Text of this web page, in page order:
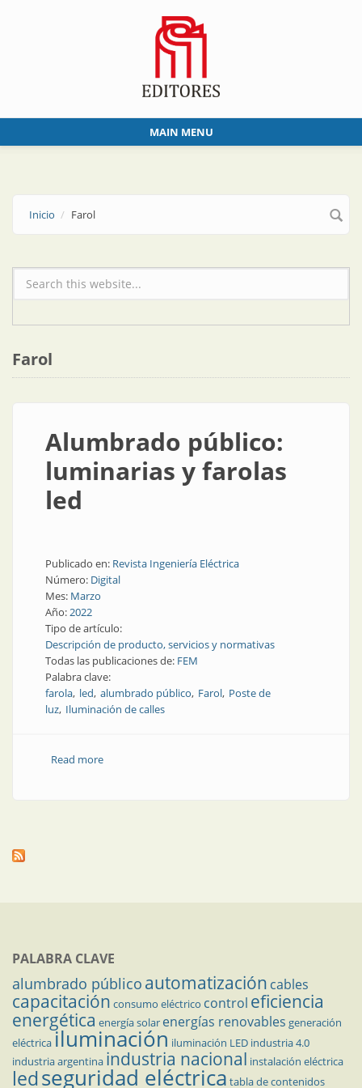
MAIN MENU
Inicio Farol
Formulario de búsqueda
Farol
Alumbrado público:
luminarias y farolas
led
Publicado en: Revista Ingeniería Eléctrica
Número: Digital
Mes: Marzo
Año:2022
Tipo de artículo:
Descripción de producto, servicios y normativas
Todas las publicaciones de: FEM
Palabra clave:
farola led alumbrado público Farol Poste de
luz Iluminación de calles
Read moreabout Alumbrado público: luminarias y farolas led
PALABRA CLAVE
alumbrado público automatización cables
capacitación consumo eléctrico control eficiencia
energética energía solar energías renovables generación
eléctricailuminación iluminación LED industria 4.0
industria argentina industria nacional instalación eléctrica
ledseguridad eléctrica tabla de contenidos